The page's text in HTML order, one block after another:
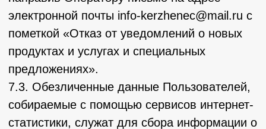
(Операторами) в соответствии с их
Пользовательским соглашением и
Политикой конфиденциальности. Субъект
обязан самостоятельно своевременно
ознакомиться с указанными документами.
Оператор не несет ответственность за
действия третьих лиц, в том числе
указанных в настоящем пункте поставщиков
услуг.